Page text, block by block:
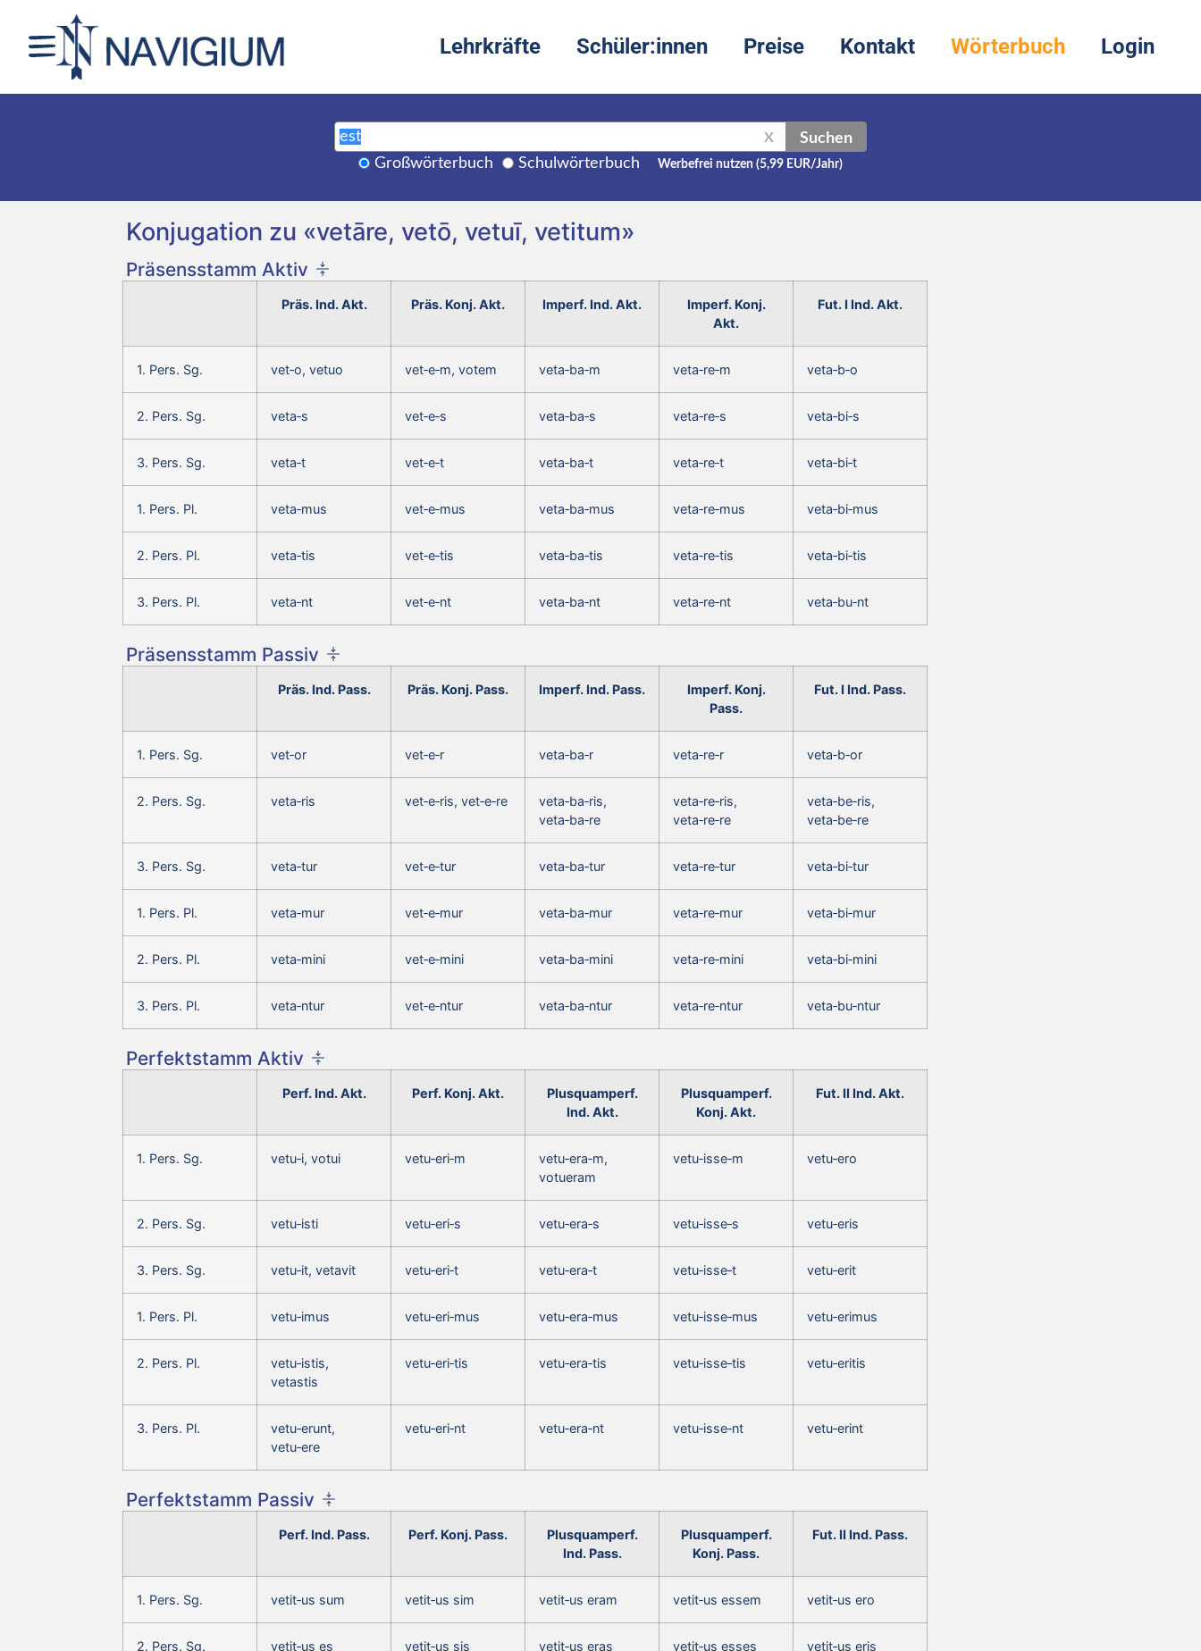
Lehrkräfte Schüler:innen Preise Kontakt Wörterbuch Login
X Suchen
Großwörterbuch Schulwörterbuch Werbefrei nutzen (5,99 EUR/Jahr)
Konjugation zu «vetāre, vetō, vetuī, vetitum»
Präsensstamm Aktiv
Präs. Ind. Akt. Präs. Konj. Akt. Imperf. Ind. Akt.
Imperf. Konj.
Akt.
Fut. I Ind. Akt.
1. Pers. Sg. vet‑o, vetuo vet‑e‑m, votem veta‑ba‑m veta‑re‑m veta‑b‑o
2. Pers. Sg. veta‑s vet‑e‑s veta‑ba‑s veta‑re‑s veta‑bi‑s
3. Pers. Sg. veta‑t vet‑e‑t veta‑ba‑t veta‑re‑t veta‑bi‑t
1. Pers. Pl. veta‑mus vet‑e‑mus veta‑ba‑mus veta‑re‑mus veta‑bi‑mus
2. Pers. Pl. veta‑tis vet‑e‑tis veta‑ba‑tis veta‑re‑tis veta‑bi‑tis
3. Pers. Pl. veta‑nt vet‑e‑nt veta‑ba‑nt veta‑re‑nt veta‑bu‑nt
Präsensstamm Passiv
Präs. Ind. Pass. Präs. Konj. Pass. Imperf. Ind. Pass.
Imperf. Konj.
Pass.
Fut. I Ind. Pass.
1. Pers. Sg. vet‑or vet‑e‑r veta‑ba‑r veta‑re‑r veta‑b‑or
2. Pers. Sg. veta‑ris vet‑e‑ris, vet‑e‑re
veta‑ba‑ris,
veta‑ba‑re
veta‑re‑ris,
veta‑re‑re
veta‑be‑ris,
veta‑be‑re
3. Pers. Sg. veta‑tur vet‑e‑tur veta‑ba‑tur veta‑re‑tur veta‑bi‑tur
1. Pers. Pl. veta‑mur vet‑e‑mur veta‑ba‑mur veta‑re‑mur veta‑bi‑mur
2. Pers. Pl. veta‑mini vet‑e‑mini veta‑ba‑mini veta‑re‑mini veta‑bi‑mini
3. Pers. Pl. veta‑ntur vet‑e‑ntur veta‑ba‑ntur veta‑re‑ntur veta‑bu‑ntur
Perfektstamm Aktiv
Perf. Ind. Akt. Perf. Konj. Akt.
Plusquamperf.
Ind. Akt.
Plusquamperf.
Konj. Akt.
Fut. II Ind. Akt.
1. Pers. Sg. vetu‑i, votui vetu‑eri‑m
vetu‑era‑m,
votueram
vetu‑isse‑m vetu‑ero
2. Pers. Sg. vetu‑isti vetu‑eri‑s vetu‑era‑s vetu‑isse‑s vetu‑eris
3. Pers. Sg. vetu‑it, vetavit vetu‑eri‑t vetu‑era‑t vetu‑isse‑t vetu‑erit
1. Pers. Pl. vetu‑imus vetu‑eri‑mus vetu‑era‑mus vetu‑isse‑mus vetu‑erimus
2. Pers. Pl.
vetu‑istis,
vetastis
vetu‑eri‑tis vetu‑era‑tis vetu‑isse‑tis vetu‑eritis
3. Pers. Pl.
vetu‑erunt,
vetu‑ere
vetu‑eri‑nt vetu‑era‑nt vetu‑isse‑nt vetu‑erint
Perfektstamm Passiv
Perf. Ind. Pass. Perf. Konj. Pass.
Plusquamperf.
Ind. Pass.
Plusquamperf.
Konj. Pass.
Fut. II Ind. Pass.
1. Pers. Sg. vetit‑us sum vetit‑us sim vetit‑us eram vetit‑us essem vetit‑us ero
2. Pers. Sg. vetit‑us es vetit‑us sis vetit‑us eras vetit‑us esses vetit‑us eris